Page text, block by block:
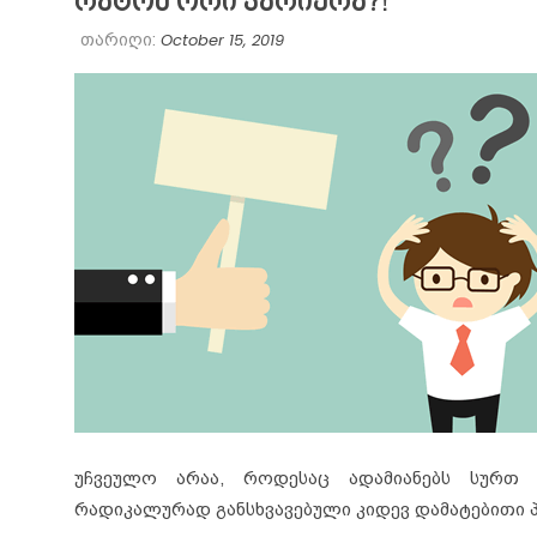
თარიღი: October 15, 2019
უჩვეულო არაა, როდესაც ადამიანებს
რადიკალურად განსხვავებული კიდევ დამატებითი